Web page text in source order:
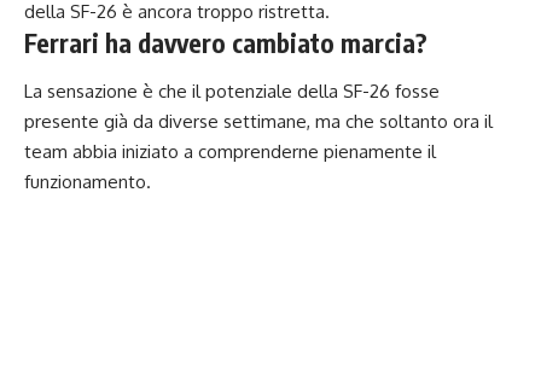
della SF-26 è ancora troppo ristretta.
Ferrari ha davvero cambiato marcia?
La sensazione è che il potenziale della SF-26 fosse
presente già da diverse settimane, ma che soltanto ora il
team abbia iniziato a comprenderne pienamente il
funzionamento.